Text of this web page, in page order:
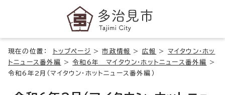
現在の位置： トップページ >市政情報 > 広報 > マイタウン・ホッ
トニュース番外編
>令和6年 マイタウン・ホットニュース番外編
>
令和6年2月（マイタウン・ホットニュース番外編）